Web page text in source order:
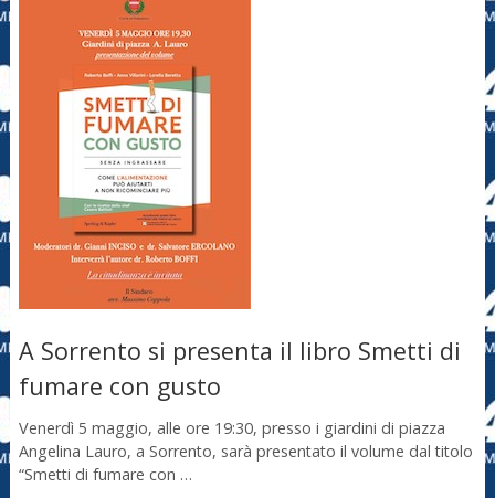
A Sorrento si presenta il libro Smetti di
fumare con gusto
Venerdì 5 maggio, alle ore 19:30, presso i giardini di piazza
Angelina Lauro, a Sorrento, sarà presentato il volume dal titolo
“Smetti di fumare con …